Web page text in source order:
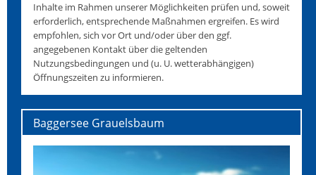
Inhalte im Rahmen unserer Möglichkeiten prüfen und, soweit
erforderlich, entsprechende Maßnahmen ergreifen. Es wird
empfohlen, sich vor Ort und/oder über den ggf.
angegebenen Kontakt über die geltenden
Nutzungsbedingungen und (u. U. wetterabhängigen)
Öffnungszeiten zu informieren.
Baggersee Grauelsbaum